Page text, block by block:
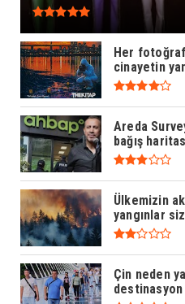
Her
cinayetin
Areda
bağış
Ülkemizin
yangınlar
Çin neden